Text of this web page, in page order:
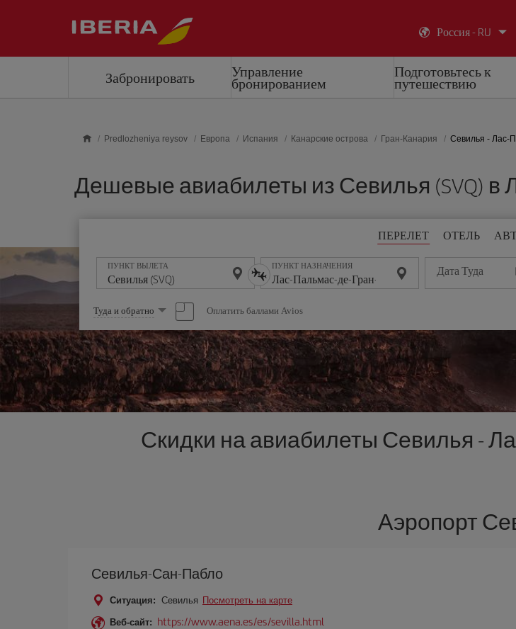
Россия - RU
Забронировать Управление
бронированием
Подготовьтесь к
путешествию
Predlozheniya reysov Европа Испания Канарские острова Гран-Канария Севилья - Лас-
Дешевые авиабилеты из Севилья (SVQ) в
ПЕРЕЛЕТ ОТЕЛЬ
ПУНКТ ВЫЛЕТА ПУНКТ НАЗНАЧЕНИЯ Дата Туда
Введите дату в
Выберите
опцию
Туда и обратно Оплатить баллами Avios
Скидки на авиабилеты Севилья -
Аэропорт
Севилья-Сан-Пабло
Ситуация: Севилья Посмотреть на карте
Веб-сайт: https://www.aena.es/es/sevilla.html